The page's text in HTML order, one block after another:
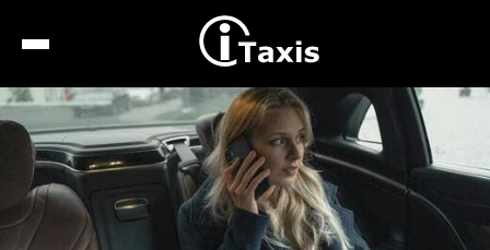
Recherche
Calcul de tarif
Taxis conventionnés
Espace pro